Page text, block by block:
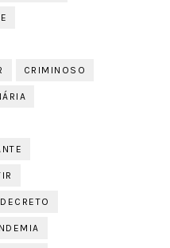
CRIMINOSO
DECRETO